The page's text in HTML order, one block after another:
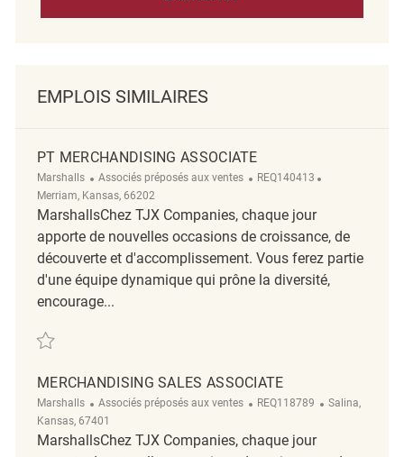
EMPLOIS SIMILAIRES
PT MERCHANDISING ASSOCIATE
Marshalls Catégorie
Associés préposés aux ventes ReqId
REQ140413
Merriam, Kansas, 66202
MarshallsChez TJX Companies, chaque jour
apporte de nouvelles occasions de croissance, de
découverte et d'accomplissement. Vous ferez partie
d'une équipe dynamique qui prône la diversité,
encourage...
Sauvegarder PT Merchandising Associate REQ140413
MERCHANDISING SALES ASSOCIATE
Marshalls Catégorie
Associés préposés aux ventes ReqId
REQ118789 Emplacement
Salina,
Kansas, 67401
MarshallsChez TJX Companies, chaque jour